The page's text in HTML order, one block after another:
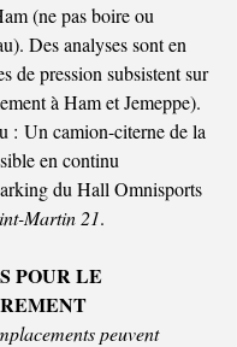
(ne pas boire ou
Des analyses sont en
de pression subsistent sur
à Ham et Jemeppe).
: Un camion-citerne de la
en continu
du Hall Omnisports
Martin 21.
POUR LE
peuvent